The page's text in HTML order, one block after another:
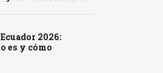
2026:
es y cómo